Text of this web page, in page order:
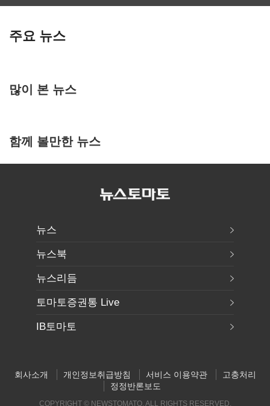
주요 뉴스
많이 본 뉴스
함께 볼만한 뉴스
뉴스
뉴스북
뉴스리듬
토마토증권통 Live
IB토마토
회사소개 개인정보취급방침 서비스 이용약관
고충처리
정정반론보도
COPYRIGHT © NEWSTOMATO. ALL RIGHTS RESERVED.